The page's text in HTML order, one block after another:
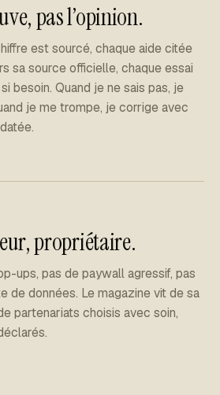
pas l’opinion.
est sourcé, chaque aide citée
sa source officielle, chaque essai
besoin. Quand je ne sais pas, je
je me trompe, je corrige avec
propriétaire.
ups, pas de paywall agressif, pas
de données. Le magazine vit de sa
partenariats choisis avec soin,